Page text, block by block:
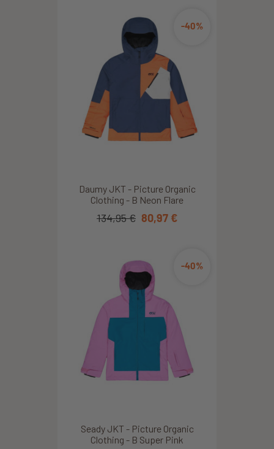
Daumy JKT - Picture Organic
Clothing - B Neon Flare
-40%
134,95 € 80,97 €
Seady JKT - Picture Organic
Clothing - B Super Pink
-40%